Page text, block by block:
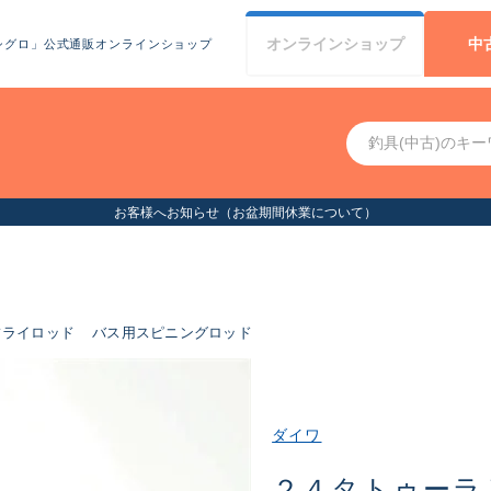
ロ」公式通販オンラインショップ オンラインショップ 中
お客様へお知らせ（お盆期間休業について）
イロッド バス用スピニングロッド
ダイワ